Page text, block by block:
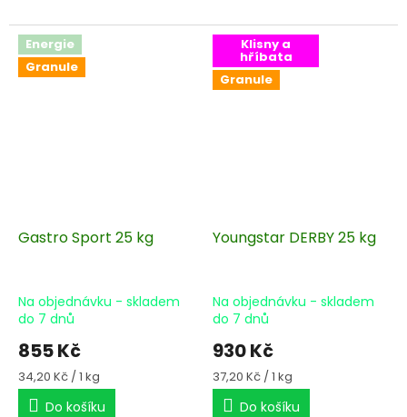
Energie
Granule
Gastro Sport 25 kg
Na objednávku - skladem
do 7 dnů
855 Kč
Měrná
cena:
34,20 Kč / 1 kg
Do košíku
Klisny a
hříbata
Granule
Youngstar DERBY 25 kg
Na objednávku - skladem
do 7 dnů
930 Kč
Měrná
cena:
37,20 Kč / 1 kg
Do košíku